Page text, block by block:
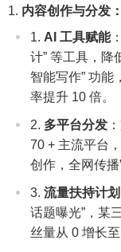
内容创作与分发
AI 工具赋能
计” 等工具，降
智能写作” 功能
率提升 10 倍。
多平台分发
70 + 主流平台
创作，全网传播”
流量扶持计划
话题曝光”，某
丝量从 0 增长